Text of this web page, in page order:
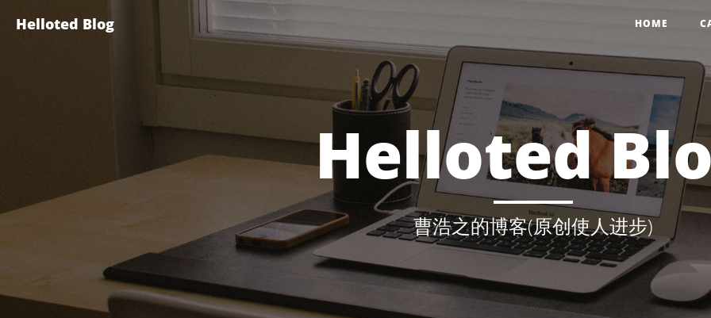
Helloted Blog HOME
Helloted
曹浩之的博客(原创使人进步)